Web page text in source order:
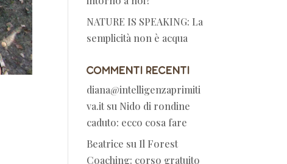
NATURE IS SPEAKING: La
semplicità non è acqua
Commenti recenti
diana@intelligenzaprimiti
va.itsu Nido di rondine
caduto: ecco cosa fare
Beatrice su Il Forest
Coaching: corso gratuito